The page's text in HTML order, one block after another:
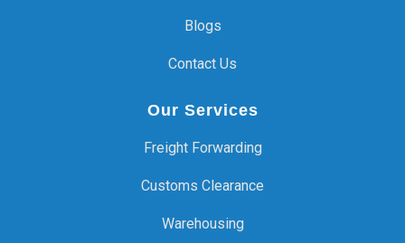
Blogs
Contact Us
Our Services
Freight Forwarding
Customs Clearance
Warehousing